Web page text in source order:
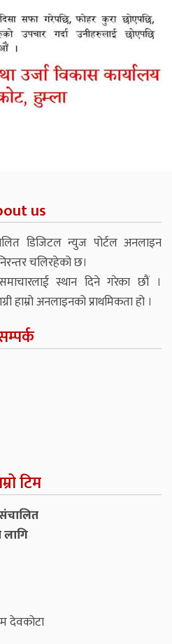
us
डिजिटल न्युज पोर्टल अनलाइन
चलिरहेको छ।
स्थान दिने गरेका छौं ।
हाम्रो अनलाइनको प्राथमिकता हो ।
टिम
संचालित
देवकोटा